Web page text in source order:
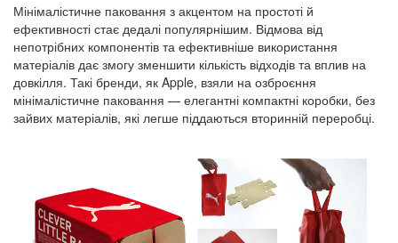
Мінімалістичне паковання з акцентом на простоті й
ефективності стає дедалі популярнішим. Відмова від
непотрібних компонентів та ефективніше використання
матеріалів дає змогу зменшити кількість відходів та вплив на
довкілля. Такі бренди, як Apple, взяли на озброєння
мінімалістичне паковання — елегантні компактні коробки, без
зайвих матеріалів, які легше піддаються вторинній переробці.